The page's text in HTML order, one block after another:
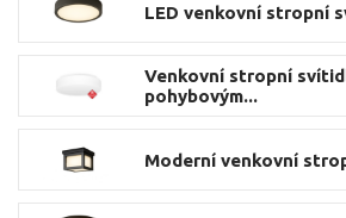
LED venkovní stropní
Venkovní stropní
pohybovým...
Moderní venkovní